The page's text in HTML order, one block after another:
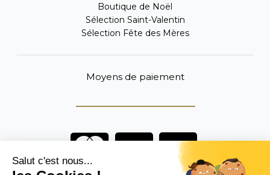
Boutique de Noël
Sélection Saint-Valentin
Sélection Fête des Mères
Moyens de paiement